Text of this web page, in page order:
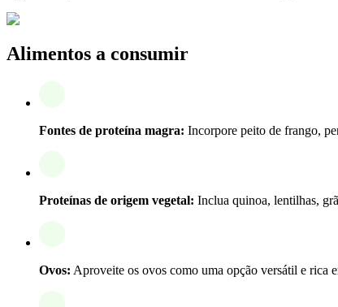
Alimentos a consumir
Fontes de proteína magra: Incorpore peito de frango,
Proteínas de origem vegetal: Inclua quinoa, lentilhas,
Ovos: Aproveite os ovos como uma opção versátil e rica